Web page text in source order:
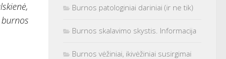
burnos
Burnos patologiniai dariniai (ir ne tik)
Burnos skalavimo skystis. Informacija
Burnos vėžiniai, ikivėžiniai susirgimai